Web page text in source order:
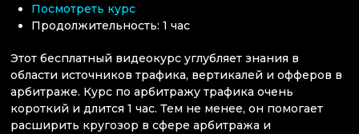
Посмотреть курс
Продолжительность: 1 час
Этот бесплатный видеокурс углубляет знания в
области источников трафика, вертикалей и офферов в
арбитраже. Курс по арбитражу трафика очень
короткий и длится 1 час. Тем не менее, он помогает
расширить кругозор в сфере арбитража и